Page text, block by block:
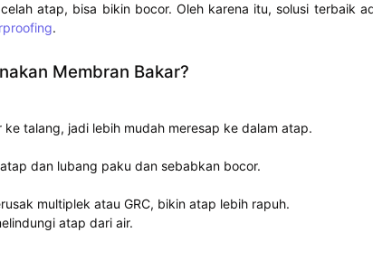
atap, bisa bikin bocor. Oleh karena itu, solusi terbaik
.
Membran Bakar?
talang, jadi lebih mudah meresap ke dalam atap.
dan lubang paku dan sebabkan bocor.
multiplek atau GRC, bikin atap lebih rapuh.
atap dari air.